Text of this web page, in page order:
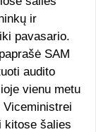
ir
pavasario.
SAM
audito
vienu metu
kitose šalies